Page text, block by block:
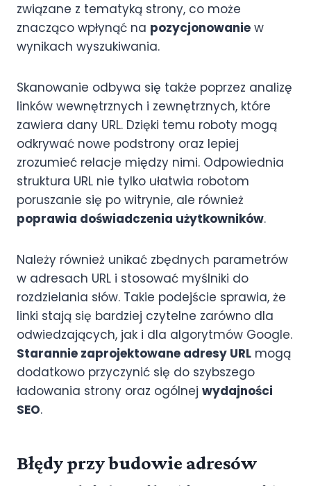
związane z tematyką strony, co może
znacząco wpłynąć na pozycjonowanie w
wynikach wyszukiwania.
Skanowanie odbywa się także poprzez analizę
linków wewnętrznych i zewnętrznych, które
zawiera dany URL. Dzięki temu roboty mogą
odkrywać nowe podstrony oraz lepiej
zrozumieć relacje między nimi. Odpowiednia
struktura URL nie tylko ułatwia robotom
poruszanie się po witrynie, ale również
poprawia doświadczenia użytkowników.
Należy również unikać zbędnych parametrów
w adresach URL i stosować myślniki do
rozdzielania słów. Takie podejście sprawia, że
linki stają się bardziej czytelne zarówno dla
odwiedzających, jak i dla algorytmów Google.
Starannie zaprojektowane adresy URL mogą
dodatkowo przyczynić się do szybszego
ładowania strony oraz ogólnej wydajności
SEO.
Błędy przy budowie adresów